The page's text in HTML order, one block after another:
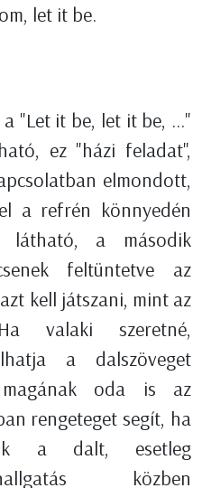
let it be.
"Let it be, let it be, ..."
ez "házi feladat",
elmondott,
a refrén könnyedén
látható, a második
feltüntetve az
kell játszani, mint az
valaki szeretné,
a dalszöveget
oda is az
rengeteget segít, ha
a dalt, esetleg
közben